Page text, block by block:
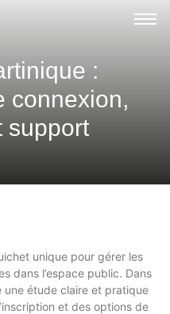
:
connexion,
support
unique pour gérer les
dans l’espace public. Dans
étude claire et pratique
et des options de